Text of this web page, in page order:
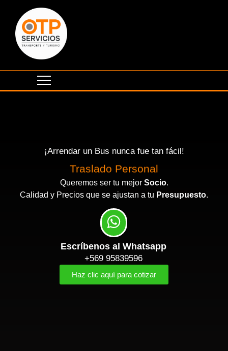
¡Arrendar un Bus nunca fue tan fácil!
Traslado Personal
Queremos ser tu mejor Socio.
Calidad y Precios que se ajustan a tu Presupuesto.
Escríbenos al Whatsapp
+569 95839596
Haz clic aquí para cotizar